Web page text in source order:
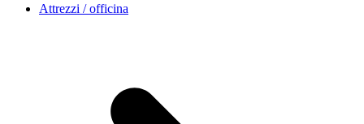
Attrezzi / officina